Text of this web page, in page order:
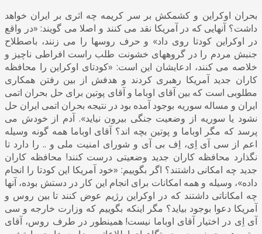
بحران اوکراین و کشمکش بر سر کریمه چه اثری بر ایران خواهد
داشت؟ آنهایی که در آمریکا نقد می کنند و اصلا می گویند: «در واقع
در اوکراین کودتا روی داد» و حرف روسها را می زنند، باصطلاح
جنبش مردم را در گروههای خشونت طلب راست افراطی ناچیز و
خلاصه می کنند، ادعایشان این است: «کودتای اوکراین را محافظه
کاران جدید آمریکا رهبری کردند و هدفش از بین رفتن همکاری
مطلوبی است که بین آقای اوباما و آقای پوتین برای حل بحران اتمی
ایران و مساله سوریه بوجود آمده بود در نتیجه بحران اتمی ایران حل
نشود یا سوریه از وضعیت جنگی بیرون نیاید». آدم از خودش می
پرسد که مگر اوباما و پوتین بچه اند؟ آقای اوباما همه گونه وسیله
اعم از سی آی اِی، اِف بی آی و شورای امنیت ملی و .. را دارد تا
نگذارد محافظه کاران جدید وضعیتی درست کنند! محافظه کاران
جدید چه امکانی داشتند؟ اگر بگوییم: «خود آمریکا این کودتا را انجام
داده»، وسیله و همه امکانات برای انجام این کار در دستش بوده، آنها
چه امکاناتی داشتند که در اوکراین رژیم عوض کنند تا بین روس و
آمریکا دعوا بوجود بیاید؟ مگر اینکه بگوییم که وزارت خارجه و سی
آی اِی در اختیار آقای اوباما نیست! همینطور در طرف روس، آقای